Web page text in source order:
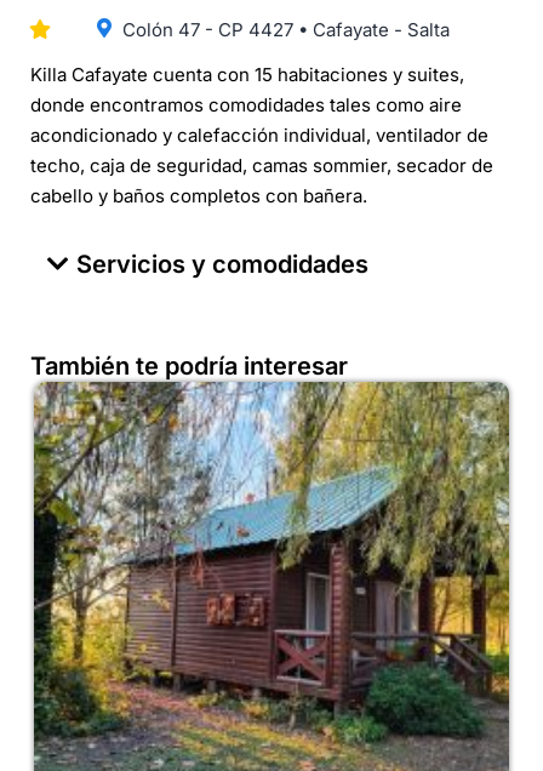
Colón 47 - CP 4427 • Cafayate - Salta
Killa Cafayate cuenta con 15 habitaciones y suites,
donde encontramos comodidades tales como aire
acondicionado y calefacción individual, ventilador de
techo, caja de seguridad, camas sommier, secador de
cabello y baños completos con bañera.
Servicios y comodidades
También te podría interesar